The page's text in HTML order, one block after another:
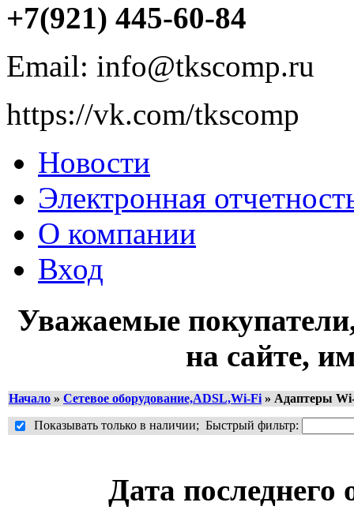
+7(921) 445-60-84
Email: info@tkscomp.ru
https://vk.com/tkscomp
Новости
Электронная
О компании
Вход
Уважаемые
на сайте,
Начало » Сетевое оборудование,ADSL,Wi-Fi » Адаптеры
Показывать только в наличии; Быстрый фильтр:
Дата последнего